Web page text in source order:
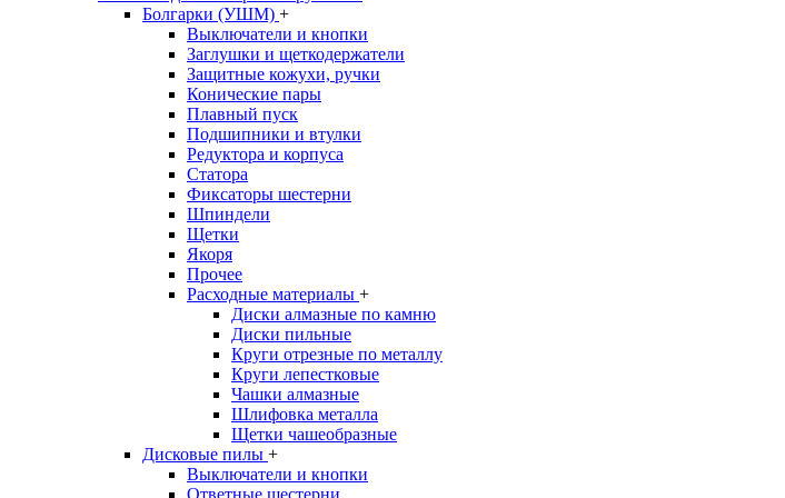
Болгарки (УШМ) +
Выключатели и кнопки
Заглушки и щеткодержатели
Защитные кожухи, ручки
Конические пары
Плавный пуск
Подшипники и втулки
Редуктора и корпуса
Статора
Фиксаторы шестерни
Шпиндели
Щетки
Якоря
Прочее
Расходные материалы +
Диски алмазные по камню
Диски пильные
Круги отрезные по металлу
Круги лепестковые
Чашки алмазные
Шлифовка металла
Щетки чашеобразные
Дисковые пилы +
Выключатели и кнопки
Ответные шестерни